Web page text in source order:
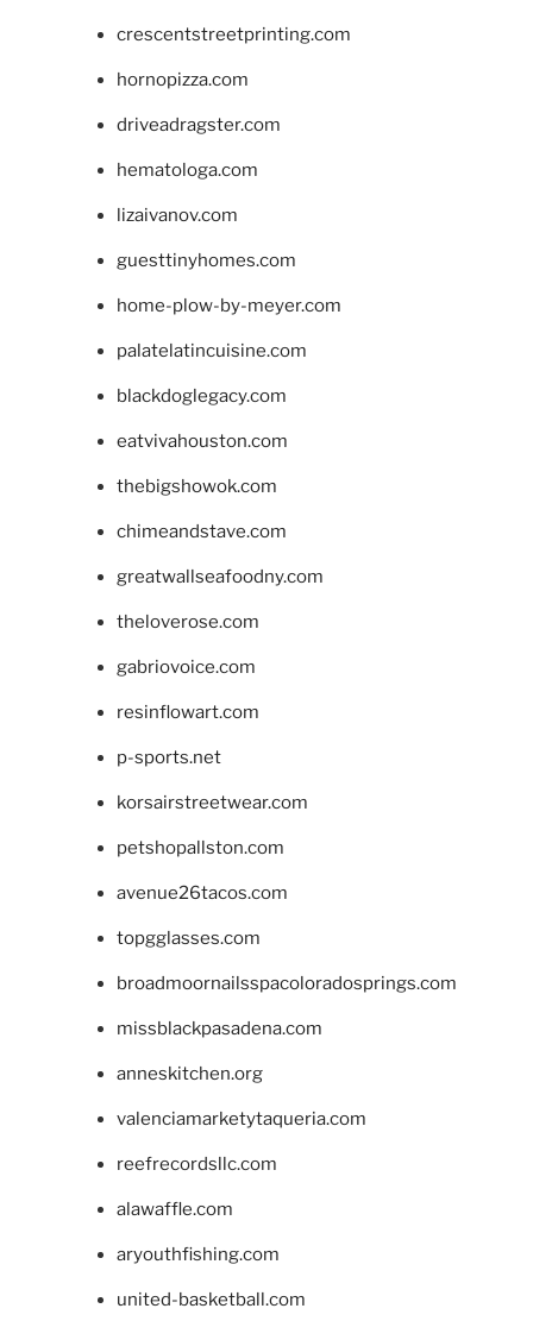
crescentstreetprinting.com
hornopizza.com
driveadragster.com
hematologa.com
lizaivanov.com
guesttinyhomes.com
home-plow-by-meyer.com
palatelatincuisine.com
blackdoglegacy.com
eatvivahouston.com
thebigshowok.com
chimeandstave.com
greatwallseafoodny.com
theloverose.com
gabriovoice.com
resinflowart.com
p-sports.net
korsairstreetwear.com
petshopallston.com
avenue26tacos.com
topgglasses.com
broadmoornailsspacoloradosprings.com
missblackpasadena.com
anneskitchen.org
valenciamarketytaqueria.com
reefrecordsllc.com
alawaffle.com
aryouthfishing.com
united-basketball.com